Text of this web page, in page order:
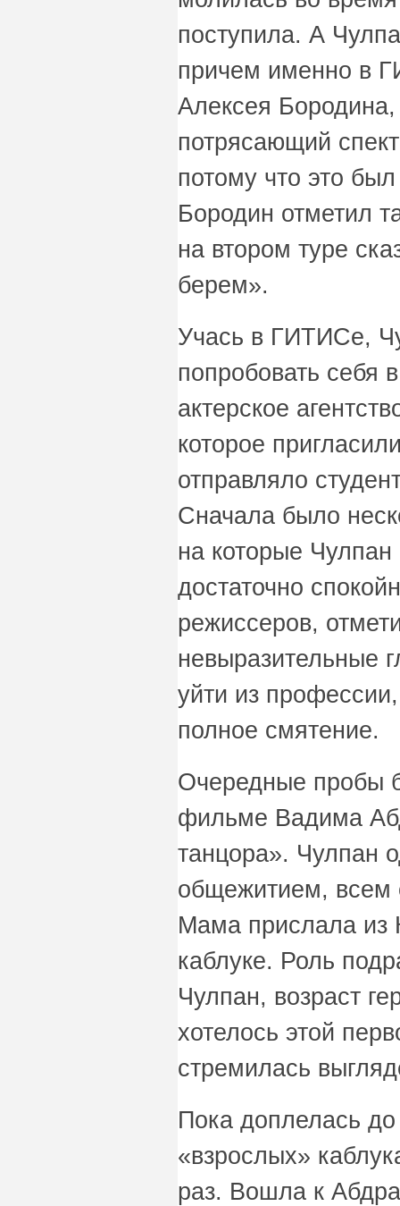
поступила. А
причем именно в
Алексея
потрясающий
потому что это
Бородин отметил
на втором туре
берем».
Учась в ГИТИСе,
попробовать себя
актерское
которое
отправляло
Сначала было
на которые Чулпан
достаточно
режиссеров,
невыразительные
уйти из
полное смятение.
Очередные пробы
фильме Вадима
танцора». Чулпан
общежитием, всем
Мама прислала из
каблуке. Роль
Чулпан, возраст
хотелось этой
стремилась
Пока доплелась
«взрослых»
раз. Вошла к